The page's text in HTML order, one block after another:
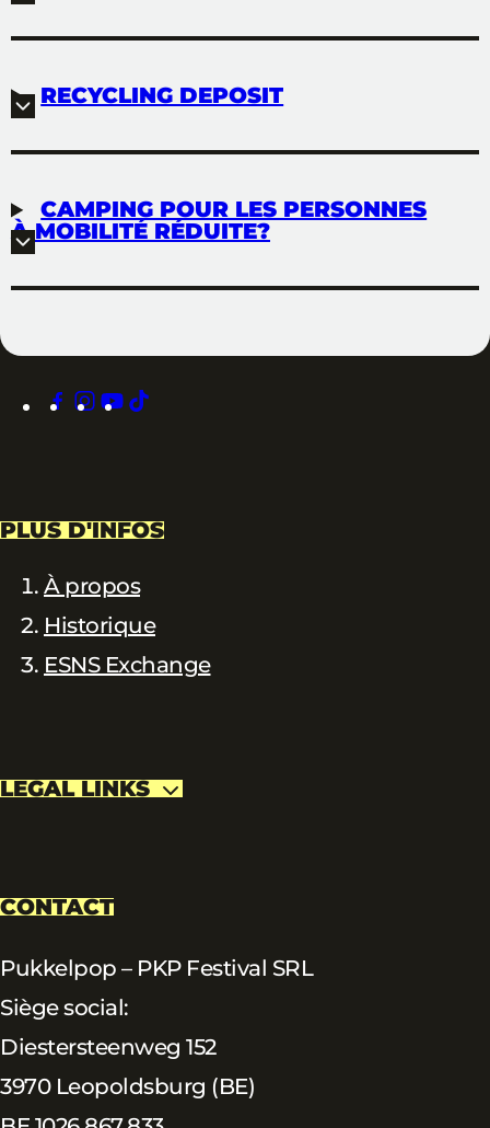
RECYCLING DEPOSIT
CAMPING POUR LES PERSONNES
À MOBILITÉ RÉDUITE?
facebook
instagram
youtube
PLUS D'INFOS
À propos
Historique
ESNS Exchange
LEGAL LINKS
CONTACT
Pukkelpop – PKP Festival SRL
Siège social:
Diestersteenweg 152
3970 Leopoldsburg (BE)